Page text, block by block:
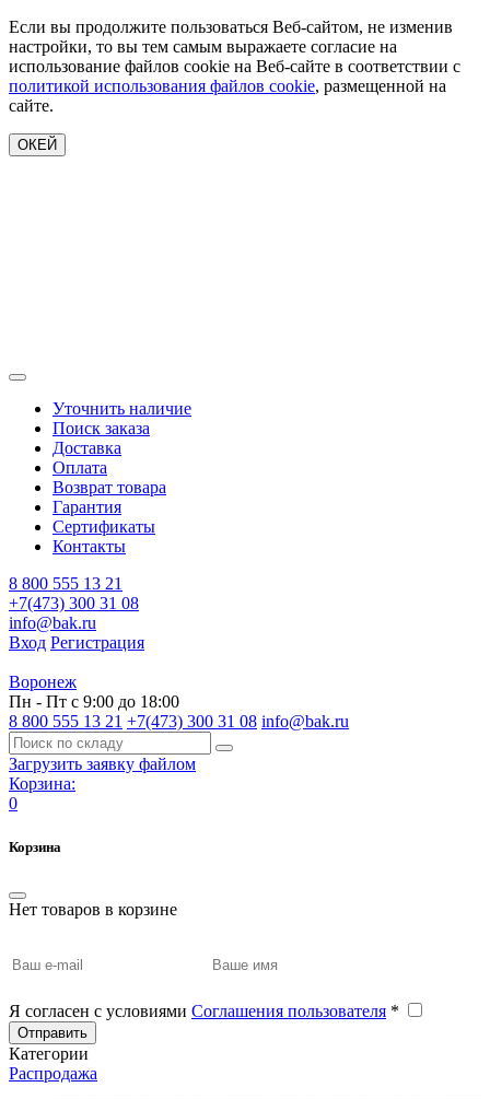
Если вы продолжите пользоваться Веб-сайтом, не изменив
настройки, то вы тем самым выражаете согласие на
использование файлов cookie на Веб-сайте в соответствии с
политикой использования файлов cookie, размещенной на
сайте.
ОКЕЙ
Уточнить наличие
Поиск заказа
Доставка
Оплата
Возврат товара
Гарантия
Сертификаты
Контакты
8 800 555 13 21
+7(473) 300 31 08
info@bak.ru
Вход Регистрация
Воронеж
Пн - Пт с 9:00 до 18:00
8 800 555 13 21 +7(473) 300 31 08 info@bak.ru
Загрузить заявку файлом
Корзина:
0
Корзина
Нет товаров в корзине
Я согласен с условиями Соглашения пользователя *
Отправить
Категории
Распродажа